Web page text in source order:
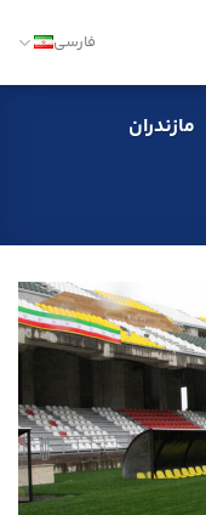
فارسی
مازندران